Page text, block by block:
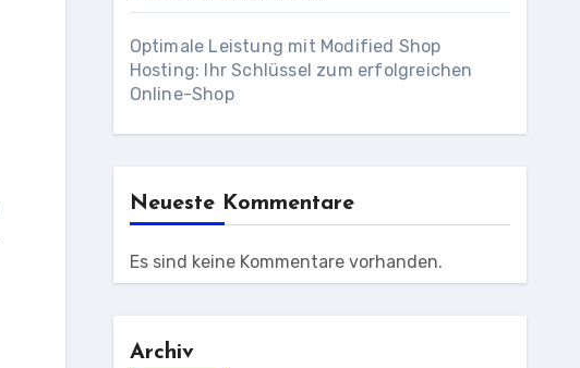
Optimale Leistung mit Modified Shop
Hosting: Ihr Schlüssel zum erfolgreichen
Online-Shop
Neueste Kommentare
Es sind keine Kommentare vorhanden.
Archiv